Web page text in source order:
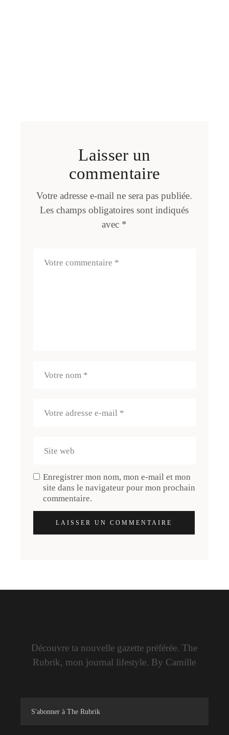
Laisser un
commentaire
Votre adresse e-mail ne sera pas publiée.
Les champs obligatoires sont indiqués
avec *
Enregistrer mon nom, mon e-mail et mon
site dans le navigateur pour mon prochain
commentaire.
LAISSER UN COMMENTAIRE
Découvre ta nouvelle gazette préférée. The
Rubrik, mon journal lifestyle. By Camille